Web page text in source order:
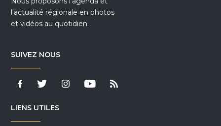
l'actualité régionale en photos
et vidéos au quotidien.
SUIVEZ NOUS
LIENS UTILES